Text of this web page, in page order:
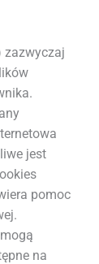
zazwyczaj
jest
pomoc
na